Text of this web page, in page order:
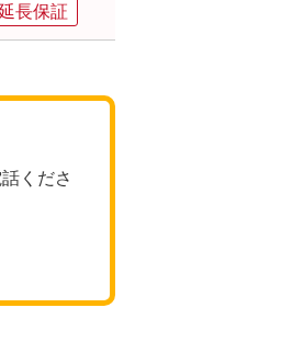
長保証
くださ